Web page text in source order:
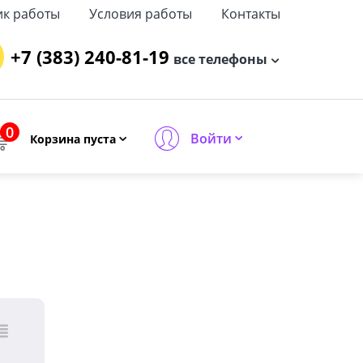
работы Условия работы Контакты
+7 (383) 240-81-19 все телефоны
0 Корзина пуста Войти